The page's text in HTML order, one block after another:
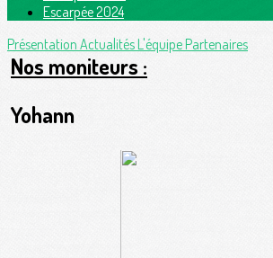
Escarpée 2024
Présentation ActualitésL'équipePartenaires
Nos moniteurs :
Yohann